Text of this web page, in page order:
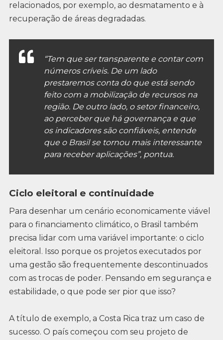
relacionados, por exemplo, ao desmatamento e à
recuperação de áreas degradadas.
“Tem que ser transparente e contar com
números críveis. De um lado
prestaremos conta do que está sendo
feito com a mobilização de recursos na
região. De outro lado, o setor financeiro,
ao perceber que há governança e que
os indicadores são confiáveis, entende
que o Brasil se tornou mais interessante
para receber aplicações”, pontua.
Ciclo eleitoral e continuidade
Para desenhar um cenário economicamente viável
para o financiamento climático, o Brasil também
precisa lidar com uma variável importante: o ciclo
eleitoral. Isso porque os projetos executados por
uma gestão são frequentemente descontinuados
com as trocas de poder. Pensando em segurança e
estabilidade, o que pode ser pior que isso?
A título de exemplo, a Costa Rica traz um caso de
sucesso. O país começou com seu projeto de